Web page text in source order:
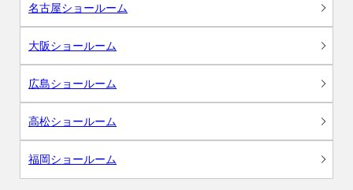
名古屋ショールーム
大阪ショールーム
広島ショールーム
高松ショールーム
福岡ショールーム